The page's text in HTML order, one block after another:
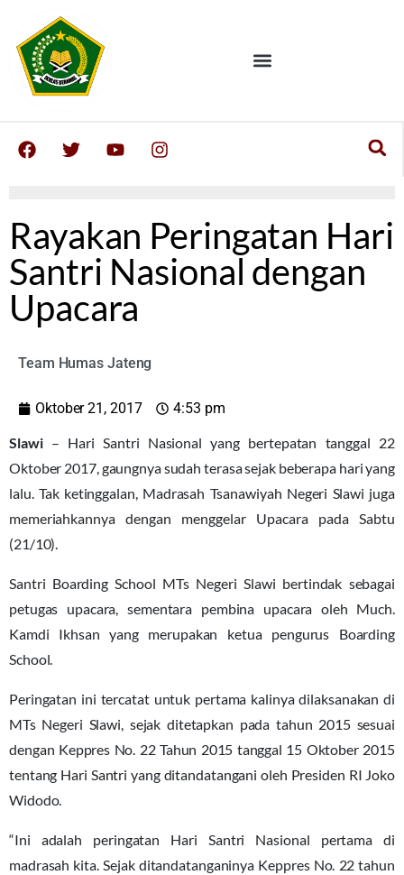
Rayakan Peringatan Hari
Santri Nasional dengan
Upacara
Team Humas Jateng
Oktober 21, 2017
4:53 pm
Slawi– Hari Santri Nasional yang bertepatan tanggal 22
Oktober 2017, gaungnya sudah terasa sejak beberapa hari yang
lalu. Tak ketinggalan, Madrasah Tsanawiyah Negeri Slawi juga
memeriahkannya dengan menggelar Upacara pada Sabtu
(21/10).
Santri Boarding School MTs Negeri Slawi bertindak sebagai
petugas upacara, sementara pembina upacara oleh Much.
Kamdi Ikhsan yang merupakan ketua pengurus Boarding
School.
Peringatan ini tercatat untuk pertama kalinya dilaksanakan di
MTs Negeri Slawi, sejak ditetapkan pada tahun 2015 sesuai
dengan Keppres No. 22 Tahun 2015 tanggal 15 Oktober 2015
tentang Hari Santri yang ditandatangani oleh Presiden RI Joko
Widodo.
“Ini adalah peringatan Hari Santri Nasional pertama di
madrasah kita. Sejak ditandatanganinya Keppres No. 22 tahun